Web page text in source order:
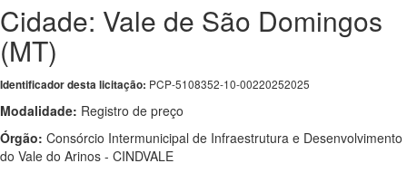
Cidade: Vale de São Domingos
(MT)
Identificador desta licitação: PCP-5108352-10-00220252025
Modalidade: Registro de preço
Órgão: Consórcio Intermunicipal de Infraestrutura e Desenvolvimento
do Vale do Arinos - CINDVALE